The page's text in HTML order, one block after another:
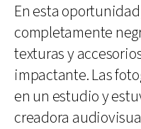
En esta
completamente
texturas y
impactante. Las
en un estudio y
creadora